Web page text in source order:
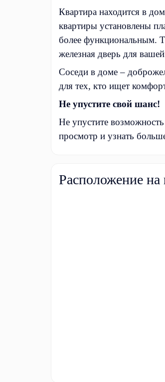
Квартира находится в
квартиры установлены
более функциональным.
железная дверь для
Соседи в доме –
для тех, кто ищет
Не упустите свой шанс!
Не упустите
просмотр и узнать
Расположение на